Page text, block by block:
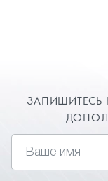
ЗАПИШИТЕСЬ